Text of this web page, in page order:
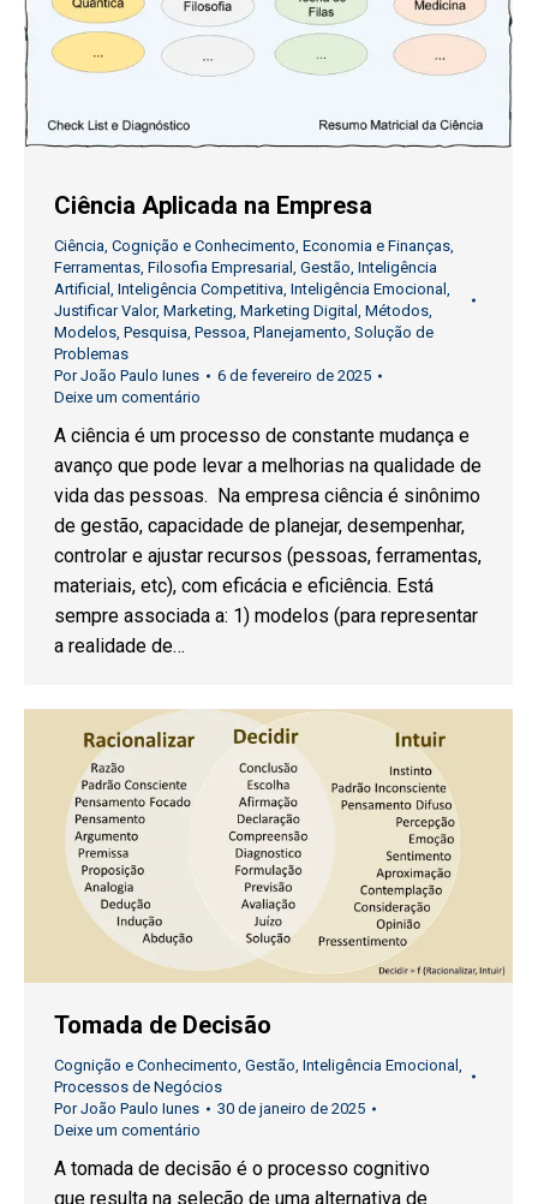
Ciência Aplicada na Empresa
Ciência Cognição e Conhecimento Economia e Finanças
Ferramentas Filosofia Empresarial Gestão Inteligência
Artificial
Inteligência Competitiva Inteligência Emocional
Justificar Valor, Marketing Marketing Digital Métodos
Modelos Pesquisa Pessoa Planejamento Solução de
Problemas
PorJoão Paulo Iunes
6 de fevereiro de 2025
Deixe um comentário
A ciência é um processo de constante mudança e
avanço que pode levar a melhorias na qualidade de
vida das pessoas. Na empresa ciência é sinônimo
de gestão, capacidade de planejar, desempenhar,
controlar e ajustar recursos (pessoas, ferramentas,
materiais, etc), com eficácia e eficiência. Está
sempre associada a: 1) modelos (para representar
a realidade de…
Tomada de Decisão
Cognição e Conhecimento Gestão Inteligência Emocional
Processos de Negócios
PorJoão Paulo Iunes
30 de janeiro de 2025
Deixe um comentário
A tomada de decisão é o processo cognitivo
que resulta na seleção de uma alternativa de